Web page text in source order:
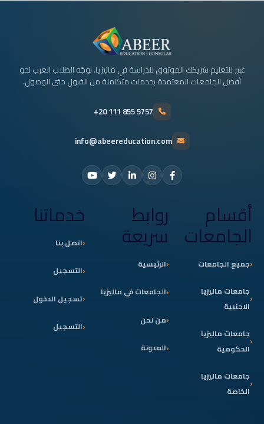
عبير للتعليم شريكك الموثوق للدراسة في ماليزيا. نوجّه الطلاب العرب نحو
أفضل الجامعات المعتمدة بخدمات متكاملة من القبول حتى الوصول.
+20 111 855 5757
info@abeereducation.com
أقسام
الجامعات
جميع الجامعات
جامعات ماليزيا
الاجنبية
جامعات ماليزيا
الحكومية
جامعات ماليزيا
الخاصة
روابط
سريعة
الرئيسية
الجامعات في ماليزيا
من نحن
المدونة
خدماتنا
اتصل بنا
التسجيل
تسجيل الدخول
التسجيل